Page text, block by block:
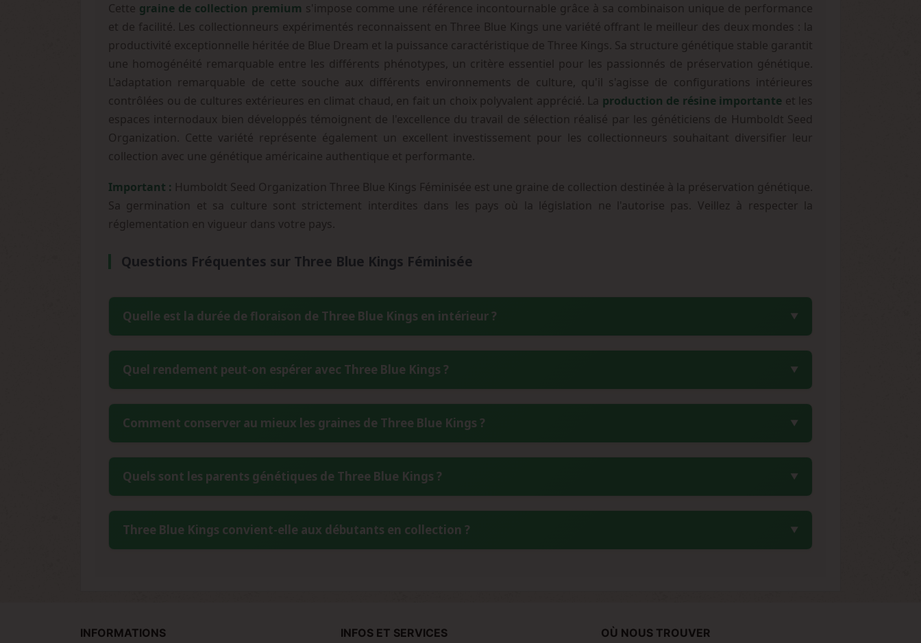
Cette graine de collection premium s'impose comme une référence incontournable grâce à sa combinaison unique de performance
et de facilité. Les collectionneurs expérimentés reconnaissent en Three Blue Kings une variété offrant le meilleur des deux mondes : la
productivité exceptionnelle héritée de Blue Dream et la puissance caractéristique de Three Kings. Sa structure génétique stable garantit
une homogénéité remarquable entre les différents phénotypes, un critère essentiel pour les passionnés de préservation génétique.
L'adaptation remarquable de cette souche aux différents environnements de culture, qu'il s'agisse de configurations intérieures
contrôlées ou de cultures extérieures en climat chaud, en fait un choix polyvalent apprécié. La production de résine importante et les
espaces internodaux bien développés témoignent de l'excellence du travail de sélection réalisé par les généticiens de Humboldt Seed
Organization. Cette variété représente également un excellent investissement pour les collectionneurs souhaitant diversifier leur
collection avec une génétique américaine authentique et performante.
Important : Humboldt Seed Organization Three Blue Kings Féminisée est une graine de collection destinée à la préservation génétique.
Sa germination et sa culture sont strictement interdites dans les pays où la législation ne l'autorise pas. Veillez à respecter la
réglementation en vigueur dans votre pays.
Questions Fréquentes sur Three Blue Kings Féminisée
Quelle est la durée de floraison de Three Blue Kings en intérieur ?
pour une variété à dominance Indica permet aux collectionneurs d'apprécier sa rapidité de développement tout en bénéficiant de rendements
Quel rendement peut-on espérer avec Three Blue Kings ?
g par plante en extérieur. Ces performances exceptionnelles s'expliquent par sa génétique robuste héritée de Blue Dream et sa structure avec
Comment conserver au mieux les graines de Three Blue Kings ?
constante entre 6 et 8°C avec un taux d'humidité inférieur à 9% est idéale. Utilisez des contenants hermétiques avec des sachets déshydratants
Quels sont les parents génétiques de Three Blue Kings ?
provient elle-même du croisement ((Headband x Sour Diesel) x OG Kush). Cette génétique complexe confère à la variété son profil unique
Three Blue Kings convient-elle aux débutants en collection ?
INFORMATIONS
INFOS ET SERVICES OÙ NOUS TROUVER